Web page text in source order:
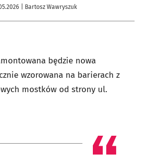
| Bartosz Wawryszuk
będzie nowa
wzorowana na barierach z
mostków od strony ul.